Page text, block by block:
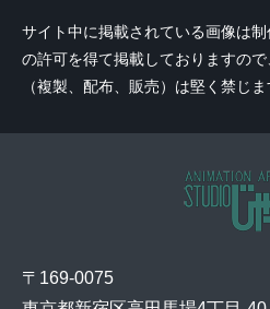
〒169-0075
サイト中に掲載されている画像は
の許可を得て掲載しておりますの
（複製、配布、販売）は堅く禁じま